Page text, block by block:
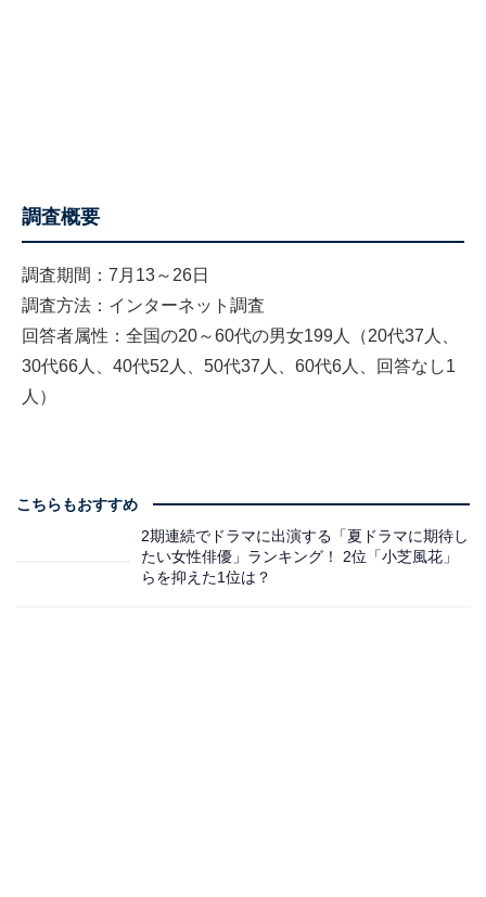
調査概要
調査期間：7月13～26日
調査方法：インターネット調査
回答者属性：全国の20～60代の男女199人（20代37人、
30代66人、40代52人、50代37人、60代6人、回答なし1
人）
こちらもおすすめ
2期連続でドラマに出演する「夏ドラマに期待し
たい女性俳優」ランキング！ 2位「小芝風花」
らを抑えた1位は？